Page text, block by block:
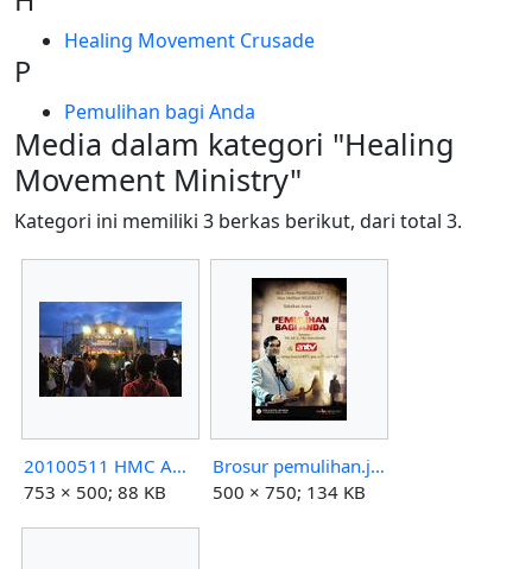
Healing Movement Crusade
P
Pemulihan bagi Anda
Media dalam kategori "Healing
Movement Ministry"
Kategori ini memiliki 3 berkas berikut, dari total 3.
20100511 HMC Ambon.jpg
753 × 500; 88 KB
Brosur pemulihan.jpg
500 × 750; 134 KB